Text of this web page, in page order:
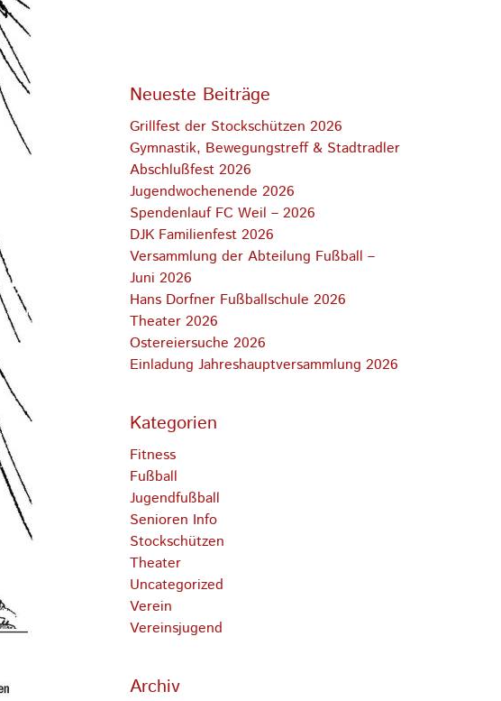
Neueste Beiträge
Grillfest der Stockschützen 2026
Gymnastik, Bewegungstreff & Stadtradler
Abschlußfest 2026
Jugendwochenende 2026
Spendenlauf FC Weil – 2026
DJK Familienfest 2026
Versammlung der Abteilung Fußball –
Juni 2026
Hans Dorfner Fußballschule 2026
Theater 2026
Ostereiersuche 2026
Einladung Jahreshauptversammlung 2026
Kategorien
Fitness
Fußball
Jugendfußball
Senioren Info
Stockschützen
Theater
Uncategorized
Verein
Vereinsjugend
Archiv